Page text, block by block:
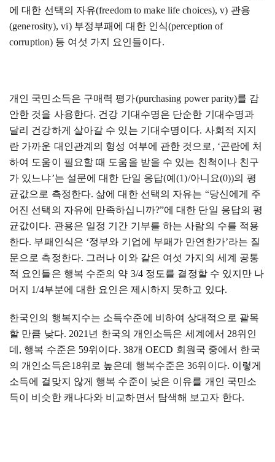
에 대한 선택의 자유(freedom to make life choices), v) 관용
(generosity), vi) 부정부패에 대한 인식(perception of
corruption) 등 여섯 가지 요인들이다.
개인 국민소득은 구매력 평가(purchasing power parity)를 감
안한 것을 사용한다. 건강 기대수명은 단순한 기대수명과
달리 건강하게 살아갈 수 있는 기대수명이다. 사회적 지지
란 가까운 대인관계의 형성 여부에 관한 것으로 , ‘곤란에 처
하여 도움이 필요할 때 도움을 받을 수 있는 친척이나 친구
가 있느냐’는 설문에 대한 단일 응답(예(1)/아니요(0))의 평
균값으로 측정한다.삶에 대한 선택의 자유는 “당신에게 주
어진 선택의 자유에 만족하십니까?”에 대한 단일 응답의 평
균값이다. 관용은 일정 기간 기부를 하는 사람의 수를 적용
한다. 부패인식은 ‘정부와 기업에 부패가 만연한가’라는 질
문으로 측정한다. 그러나 이와 같은 여섯 가지의 세계 공통
적 요인들은 행복 수준의 약 3/4 정도를 결정할 수 있지만 나
머지 1/4부분에 대한 요인은 제시하지 못하고 있다.
한국인의 행복지수는 소득수준에 비하여 상대적으로 괄목
할 만큼 낮다. 2021 년 한국의 개인소득은 세계에서 28위인
데 , 행복 수준은 59위이다. 38개OECD 회원국 중에서 한국
의 개인소득은18위로 높은데 행복수준은36위이다. 이렇게
소득에 걸맞지 않게 행복 수준이 낮은 이유를 개인 국민소
득이 비슷한 캐나다와 비교하면서 탐색해 보고자 한다.